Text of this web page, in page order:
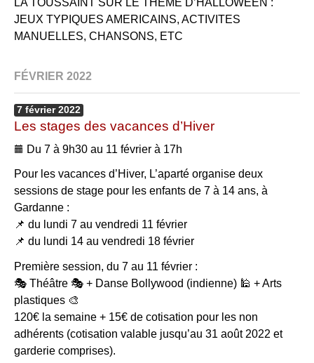
JEUX TYPIQUES AMERICAINS, ACTIVITES
MANUELLES, CHANSONS, ETC
FÉVRIER 2022
7 février 2022
Les stages des vacances d’Hiver
Du 7 à 9h30 au 11 février à 17h
Pour les vacances d’Hiver, L’aparté organise deux
sessions de stage pour les enfants de 7 à 14 ans, à
Gardanne :
📌 du lundi 7 au vendredi 11 février
📌 du lundi 14 au vendredi 18 février
Première session, du 7 au 11 février :
🎭 Théâtre 🎭 + Danse Bollywood (indienne) 🕌 + Arts
plastiques 🎨
120€ la semaine + 15€ de cotisation pour les non
adhérents (cotisation valable jusqu’au 31 août 2022 et
garderie comprises).